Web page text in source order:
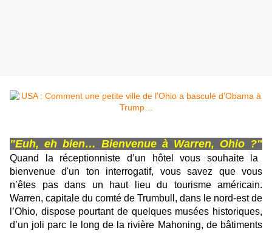
"Euh, eh bien… Bienvenue à Warren, Ohio ?"
Quand la réceptionniste d’un hôtel vous souhaite la
bienvenue d'un ton interrogatif, vous savez que vous
n’êtes pas dans un haut lieu du tourisme américain.
Warren, capitale du comté de Trumbull, dans le nord-est de
l’Ohio, dispose pourtant de quelques musées historiques,
d’un joli parc le long de la rivière Mahoning, de bâtiments